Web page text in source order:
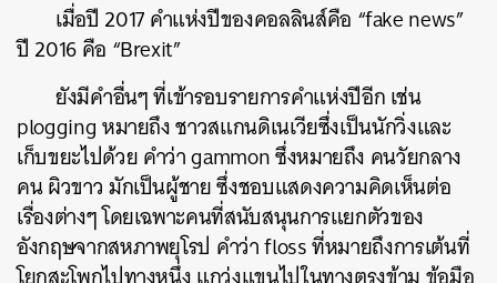
เมื่อปี 2017 คำแห่งปีของคอลลินส์คือ “fake news”
ปี 2016 คือ “Brexit”
ยังมีคำอื่นๆ ที่เข้ารอบรายการคำแห่งปีอีก เช่น
plogging หมายถึง ชาวสแกนดิเนเวียซึ่งเป็นนักวิ่งและ
เก็บขยะไปด้วย คำว่า gammon ซึ่งหมายถึง คนวัยกลาง
คน ผิวขาว มักเป็นผู้ชาย ซึ่งชอบแสดงความคิดเห็นต่อ
เรื่องต่างๆ โดยเฉพาะคนที่สนับสนุนการแยกตัวของ
อังกฤษจากสหภาพยุโรป คำว่า floss ที่หมายถึงการเต้นที่